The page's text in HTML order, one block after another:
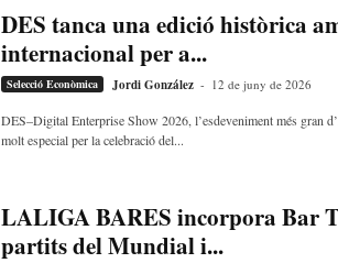
DES tanca una edició històrica
internacional per a...
Selecció Econòmica Jordi González - 12 de juny de 2026
DES–Digital Enterprise Show 2026, l’esdeveniment més gran
molt especial per la celebració del...
LALIGA BARES incorpora Bar
partits del Mundial i...